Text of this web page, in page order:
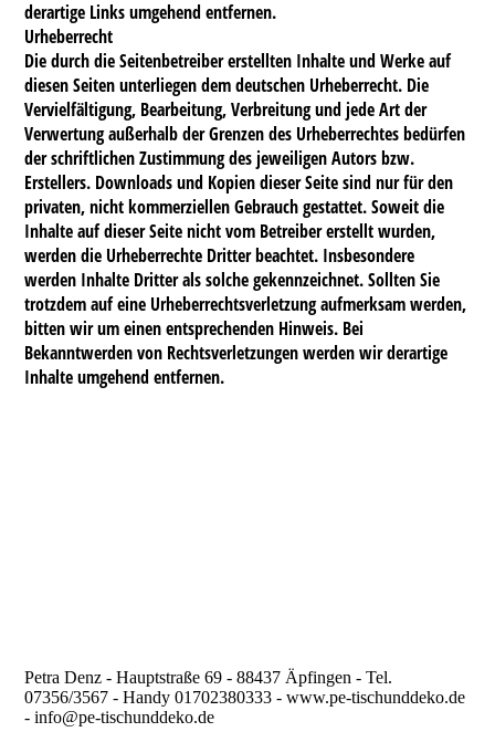
derartige Links umgehend entfernen.
Urheberrecht
Die durch die Seitenbetreiber erstellten Inhalte und Werke auf
diesen Seiten unterliegen dem deutschen Urheberrecht. Die
Vervielfältigung, Bearbeitung, Verbreitung und jede Art der
Verwertung außerhalb der Grenzen des Urheberrechtes bedürfen
der schriftlichen Zustimmung des jeweiligen Autors bzw.
Erstellers. Downloads und Kopien dieser Seite sind nur für den
privaten, nicht kommerziellen Gebrauch gestattet. Soweit die
Inhalte auf dieser Seite nicht vom Betreiber erstellt wurden,
werden die Urheberrechte Dritter beachtet. Insbesondere
werden Inhalte Dritter als solche gekennzeichnet. Sollten Sie
trotzdem auf eine Urheberrechtsverletzung aufmerksam werden,
bitten wir um einen entsprechenden Hinweis. Bei
Bekanntwerden von Rechtsverletzungen werden wir derartige
Inhalte umgehend entfernen.
Petra Denz - Hauptstraße 69 - 88437 Äpfingen - Tel.
07356/3567 - Handy 01702380333 - www.pe-tischunddeko.de
- info@pe-tischunddeko.de